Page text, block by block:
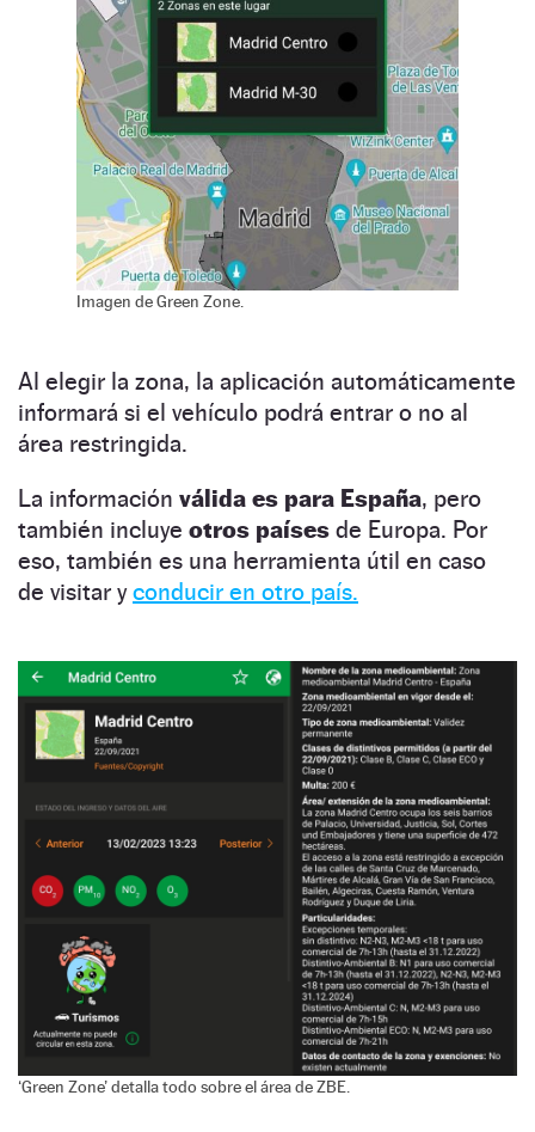
Imagen de Green Zone.
Al elegir la zona, la aplicación automáticamente
informará si el vehículo podrá entrar o no al
área restringida.
La información válida es para España, pero
también incluye otros países de Europa. Por
eso, también es una herramienta útil en caso
de visitar yconducir en otro país.
‘Green Zone’ detalla todo sobre el área de ZBE.